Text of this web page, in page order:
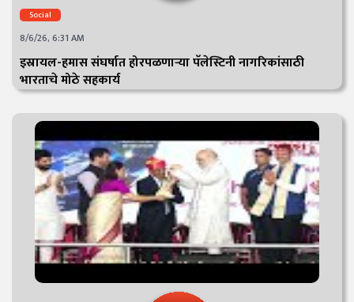
Social
8/6/26, 6:31 AM
इस्रायल-हमास संघर्षात होरपळणाऱ्या पॅलेस्टिनी नागरिकांसाठी
भारताचे मोठे सहकार्य